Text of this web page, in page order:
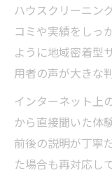
ハウスクリーニン
コミや実績をしっ
ように地域密着型
用者の声が大きな
インターネット上
から直接聞いた体
前後の説明が丁寧
た場合も再対応し